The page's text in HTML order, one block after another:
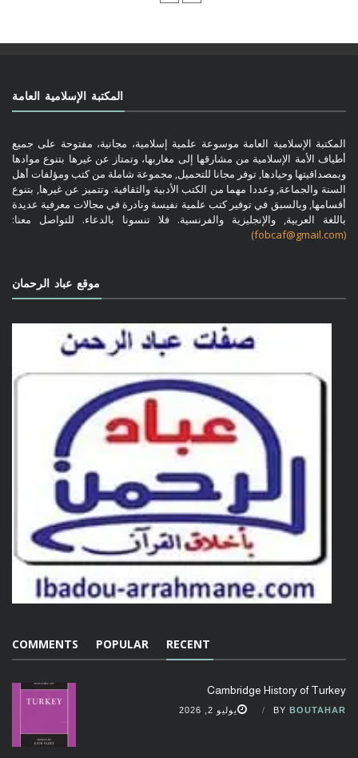
المكتبة الإسلامية العامة
المكتبة الإسلامية العامة موسوعة علمية إسلامية، مجانية، مفتوحة على جميع
أطياف الأمة الإسلامية من مشارقها إلى مغاربها، وتمتاز عن غيرها بتنوع موادها
وبمصداقيتها وحيادها, توفر مجانا للتحميل, مجموعة شاملة من كتب ومؤلفات أهل
السنة والجماعة, وعددا مهما من الكتب الأدبية والثقافية. وتتميز عن غيرها, بتنوع
أقسامها, وبالسبق في توفير كتب علمية نفيسة ونادرة في مجالات معرفية عديدة
باللغة العربية, والإنجليزية والفرنسية. فلا تنسونا بالدعاء. للتواصل معنا:
(fobcaf@gmail.com)
موقع عباد الرحمان
RECENT
POPULAR
COMMENTS
Cambridge History of Turkey
BY BOUTAHAR يوليو 2, 2026